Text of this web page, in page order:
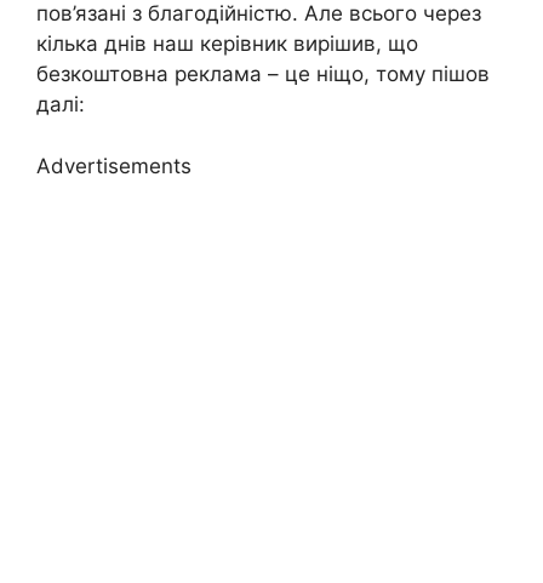
пов’язані з благодійністю. Але всього через
кілька днів наш керівник вирішив, що
безкоштовна реклама – це ніщо, тому пішов
далі:
Advertisements